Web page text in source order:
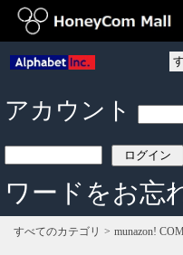
アカウント
ワードをお忘
すべてのカテゴリ munazon!